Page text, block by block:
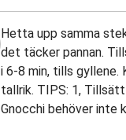
Hetta upp samma
det täcker pannan.
i 6-8 min, tills
tallrik. TIPS: 1,
Gnocchi behöver inte